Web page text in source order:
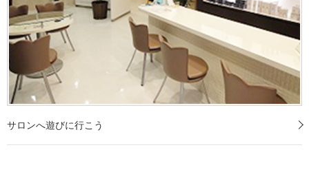
サロンへ遊びに行こう